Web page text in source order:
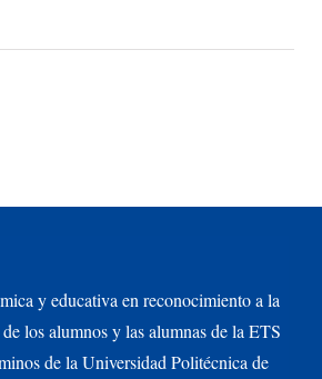
y educativa en reconocimiento a la
los alumnos y las alumnas de la ETS
de la Universidad Politécnica de